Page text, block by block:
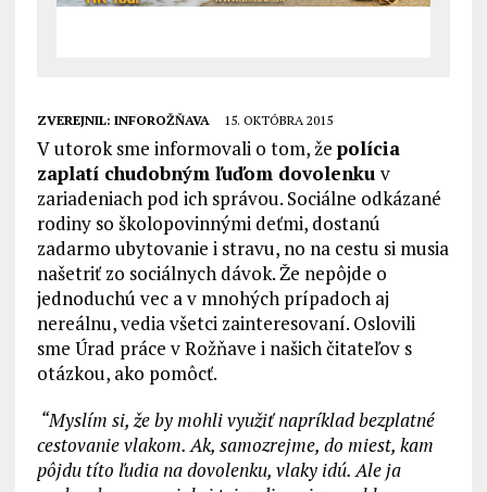
ZVEREJNIL: INFOROŽŇAVA 15. OKTÓBRA 2015
V utorok sme informovali o tom, že polícia
zaplatí chudobným ľuďom dovolenku v
zariadeniach pod ich správou. Sociálne odkázané
rodiny so školopovinnými deťmi, dostanú
zadarmo ubytovanie i stravu, no na cestu si musia
našetriť zo sociálnych dávok. Že nepôjde o
jednoduchú vec a v mnohých prípadoch aj
nereálnu, vedia všetci zainteresovaní. Oslovili
sme Úrad práce v Rožňave i našich čitateľov s
otázkou, ako pomôcť.
“Myslím si, že by mohli využiť napríklad bezplatné
cestovanie vlakom. Ak, samozrejme, do miest, kam
pôjdu títo ľudia na dovolenku, vlaky idú. Ale ja